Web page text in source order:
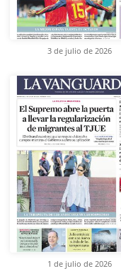
3 de julio de 2026
1 de julio de 2026